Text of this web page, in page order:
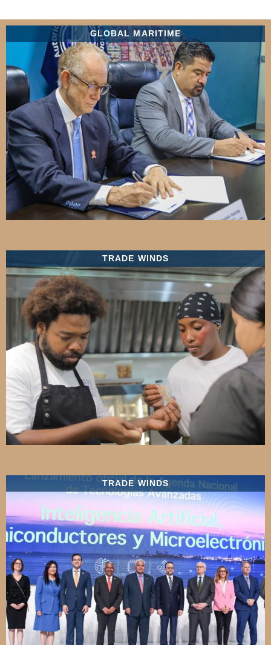
GLOBAL MARITIME
TRADE WINDS
TRADE WINDS